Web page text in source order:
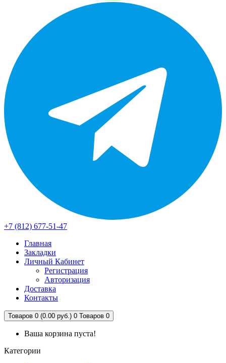
+7 (812) 677-51-47
Главная
Закладки
Личный Кабинет
Регистрация
Авторизация
Доставка
Контакты
Товаров 0 (0.00 руб.) 0 Товаров 0
Ваша корзина пуста!
Категории